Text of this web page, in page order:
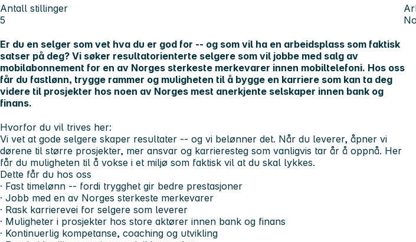
Antall stillinger
5
Er du en selger som vet hva du er god for -- og som vil ha en arbeidsplass som faktisk
satser på deg? Vi søker resultatorienterte selgere som vil jobbe med salg av
mobilabonnement for en av Norges sterkeste merkevarer innen mobiltelefoni. Hos oss
får du fastlønn, trygge rammer og muligheten til å bygge en karriere som kan ta deg
videre til prosjekter hos noen av Norges mest anerkjente selskaper innen bank og
finans.
Hvorfor du vil trives her:
Vi vet at gode selgere skaper resultater -- og vi belønner det. Når du leverer, åpner vi
dørene til større prosjekter, mer ansvar og karrieresteg som vanligvis tar år å oppnå. Her
får du muligheten til å vokse i et miljø som faktisk vil at du skal lykkes.
Dette får du hos oss
· Fast timelønn -- fordi trygghet gir bedre prestasjoner
· Jobb med en av Norges sterkeste merkevarer
· Rask karrierevei for selgere som leverer
· Muligheter i prosjekter hos store aktører innen bank og finans
· Kontinuerlig kompetanse, coaching og utvikling